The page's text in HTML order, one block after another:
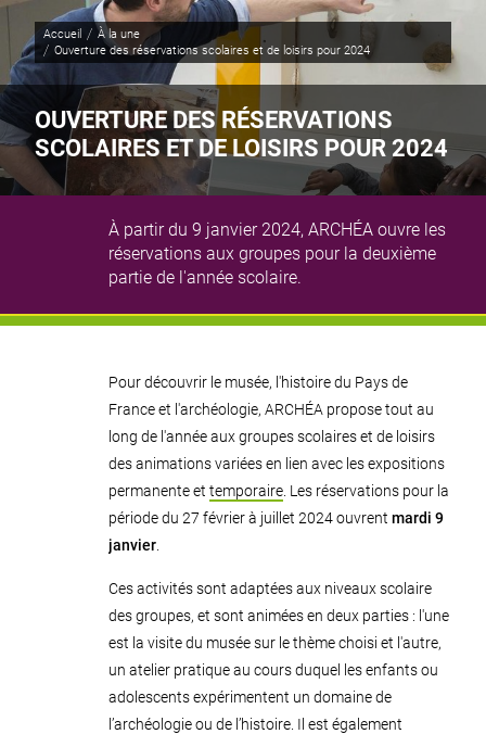
Illustration
© JY Lacôte
Accueil
À la une
Page active :
Ouverture des réservations scolaires et de loisirs pour 2024
OUVERTURE DES RÉSERVATIONS
SCOLAIRES ET DE LOISIRS POUR 2024
À partir du 9 janvier 2024, ARCHÉA ouvre les
réservations aux groupes pour la deuxième
partie de l'année scolaire.
Pour découvrir le musée, l'histoire du Pays de
France et l'archéologie, ARCHÉA propose tout au
long de l'année aux groupes scolaires et de loisirs
des animations variées en lien avec les expositions
permanente et temporaire. Les réservations pour la
période du 27 février à juillet 2024 ouvrent mardi 9
janvier.
Ces activités sont adaptées aux niveaux scolaire
des groupes, et sont animées en deux parties : l'une
est la visite du musée sur le thème choisi et l'autre,
un atelier pratique au cours duquel les enfants ou
adolescents expérimentent un domaine de
l’archéologie ou de l’histoire. Il est également
Panneau de gestion des cookies